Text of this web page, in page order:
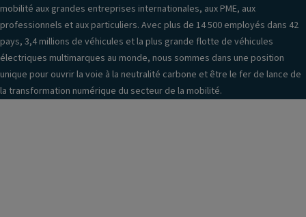
mobilité aux grandes entreprises internationales, aux PME, aux
professionnels et aux particuliers. Avec plus de 14 500 employés dans 42
pays, 3,4 millions de véhicules et la plus grande flotte de véhicules
électriques multimarques au monde, nous sommes dans une position
unique pour ouvrir la voie à la neutralité carbone et être le fer de lance de
la transformation numérique du secteur de la mobilité.